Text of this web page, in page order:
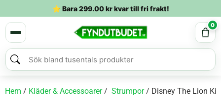
⭐ Bara299.00krkvar till fri frakt!
0
Hem / Kläder & Accessoarer/ Strumpor/ Disney The Lion